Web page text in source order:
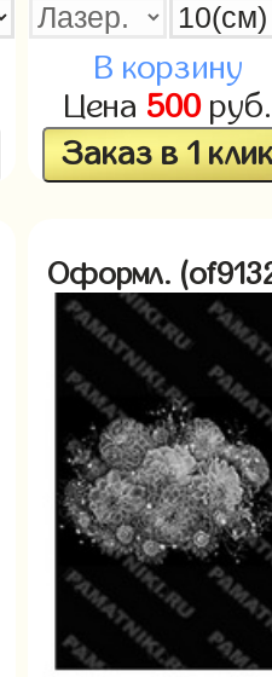
В корзину
Цена 500руб.
Заказ в 1
Оформл.